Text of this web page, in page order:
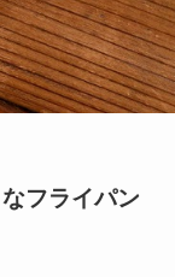
フライパン